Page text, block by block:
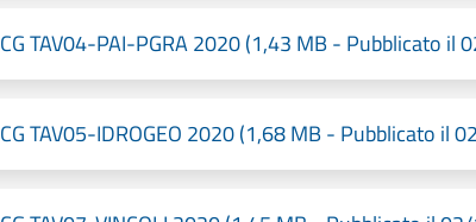
CG TAV04-PAI-PGRA 2020 (1,43 MB - Pubblicato il
CG TAV05-IDROGEO 2020 (1,68 MB - Pubblicato il